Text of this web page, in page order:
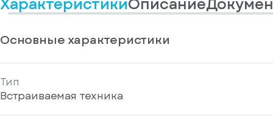
у
вас
информационные
материалы
Основные характеристики
Тип
Встраиваемая техника